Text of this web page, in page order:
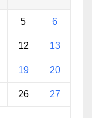
5 6
12 13
19 20
26 27